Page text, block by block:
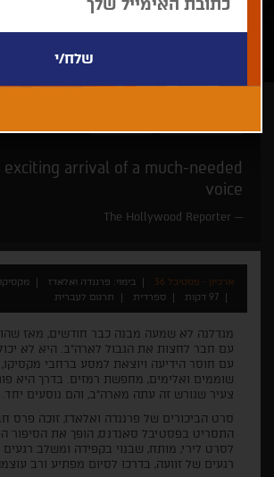
exciting arrival of a much-needed
voice
The Hollywood Reporter
ארכיון - פסטיבל 36 בימוי: פרננדה ואלאדז
מקסיקו,
97 דקות
ספרדית תרגום לעברית
מגדלנה לא שמעה מבנה כבר חודשים, מאז
עם חבר לחצות את הגבול לארה"ב. היא לא
עם חוסר הידיעה ויוצאת למסע ברחבי מקסיקו,
שוממים ואלימים, מחפשת רמזים. בדרך היא
צעיר שגורש זה עתה מארה"ב, והם נוסעים יחד.
סרט הביכורים של פרננדה ואלאדז, זוכה פרס
התסריט בפסטיבל סאנדנס, הופך את הסיפור
לסרט לירי, מותח, שבנוי בקפידה ומשלב רגעים
רגעים של זוועה, בדרכו לסיום מפתיע ורב